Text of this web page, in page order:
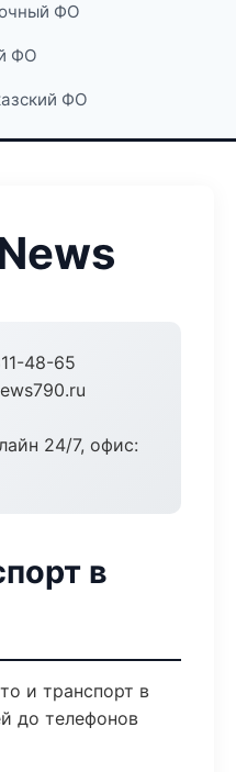
ФО
ФО
ФО
48-65
24/7, офис:
в
и транспорт в
до телефонов